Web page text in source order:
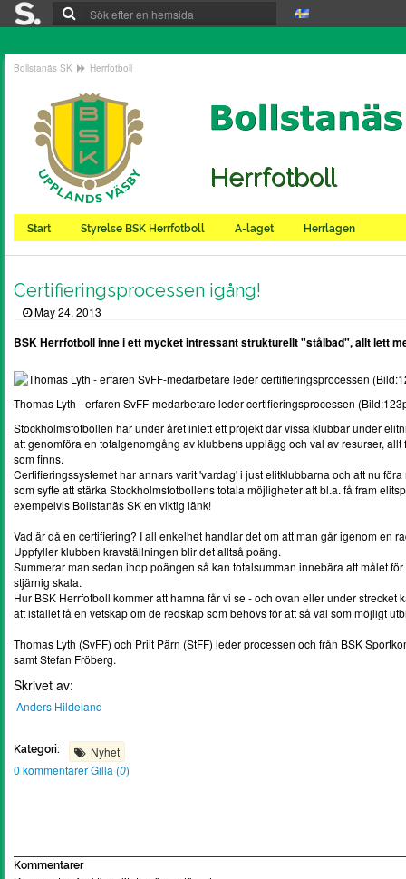
Bollstanäs SK Herrfotboll
Herrfotboll
Start Styrelse BSK Herrfotboll A-laget Herrlagen
Certifieringsprocessen igång!
May 24, 2013
BSK Herrfotboll inne i ett mycket intressant strukturellt "stålbad", allt lett
Thomas Lyth - erfaren SvFF-medarbetare leder certifieringsprocessen
Stockholmsfotbollen har under året inlett ett projekt där vissa klubbar under
att genomföra en totalgenomgång av klubbens upplägg och val av resurser,
som finns.
Certifieringssystemet har annars varit 'vardag' i just elitklubbarna och att nu
som syfte att stärka Stockholmsfotbollens totala möjligheter att bl.a. få fram
exempelvis Bollstanäs SK en viktig länk!
Vad är då en certifiering? I all enkelhet handlar det om att man går igenom en
Uppfyller klubben kravställningen blir det alltså poäng.
Summerar man sedan ihop poängen så kan totalsumman innebära att målet
stjärnig skala.
Hur BSK Herrfotboll kommer att hamna får vi se - och ovan eller under strecket
att istället få en vetskap om de redskap som behövs för att så väl som möjligt
Thomas Lyth (SvFF) och Priit Pärn (StFF) leder processen och från BSK
samt Stefan Fröberg.
Skrivet av:
Anders Hildeland
Kategori:
Nyhet
0 kommentarerGilla (0)
Kommentarer